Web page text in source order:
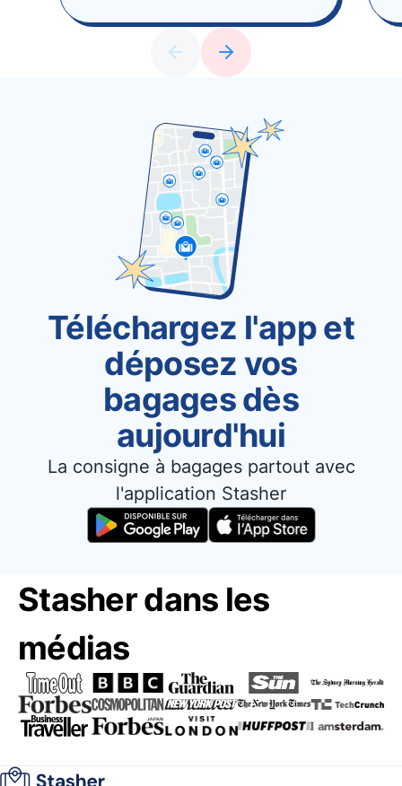
Téléchargez l'app et
déposez vos
bagages dès
aujourd'hui
La consigne à bagages partout avec
l'application Stasher
Stasher dans les
médias